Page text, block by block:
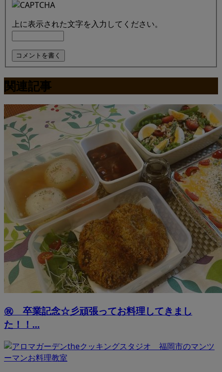
上に表示された文字を入力してください。
関連記事
㊗ 卒業記念☆彡頑張ってお料理してきまし
た！！...